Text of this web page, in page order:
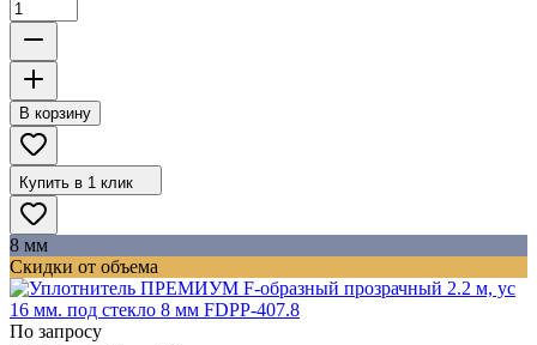
В корзину
Купить в 1 клик
8 мм
Скидки от объема
По запросу